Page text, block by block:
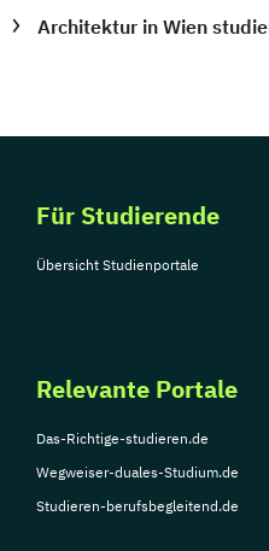
Architektur in Wien
Für Studierende
Übersicht Studienportale
Relevante Portale
Das-Richtige-studieren.de
Wegweiser-duales-Studium.de
Studieren-berufsbegleitend.de